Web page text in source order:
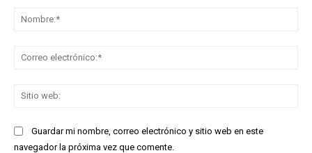
Guardar mi nombre, correo electrónico y sitio web en este
navegador la próxima vez que comente.